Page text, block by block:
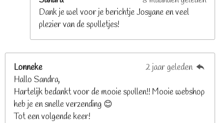
Dank je wel voor je berichtje Josyane en veel
plezier van de spulletjes!
Lonneke
2 jaar geleden
Hallo Sandra,
Hartelijk bedankt voor de mooie spullen!! Mooie webshop
heb je en snelle verzending 😊
Tot een volgende keer!